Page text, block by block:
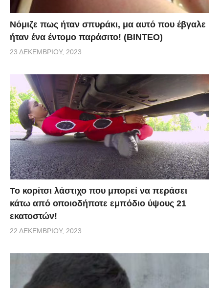
Νόμιζε πως ήταν σπυράκι, μα αυτό που έβγαλε
ήταν ένα έντομο παράσιτο! (BINTEO)
23 ΔΕΚΕΜΒΡΊΟΥ, 2023
Το κορίτσι λάστιχο που μπορεί να περάσει
κάτω από οποιοδήποτε εμπόδιο ύψους 21
εκατοστών!
22 ΔΕΚΕΜΒΡΊΟΥ, 2023